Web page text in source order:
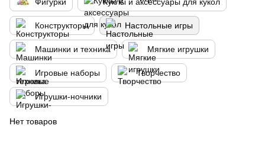
Конструкторы Настольные игры
Машинки и техника Мягкие игрушки
Игровые наборы Творчество
Игрушки-ночники
Нет товаров